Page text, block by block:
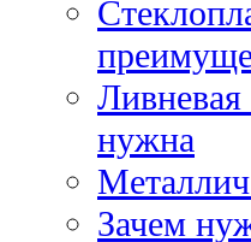
Ливневая
нужна
Зачем